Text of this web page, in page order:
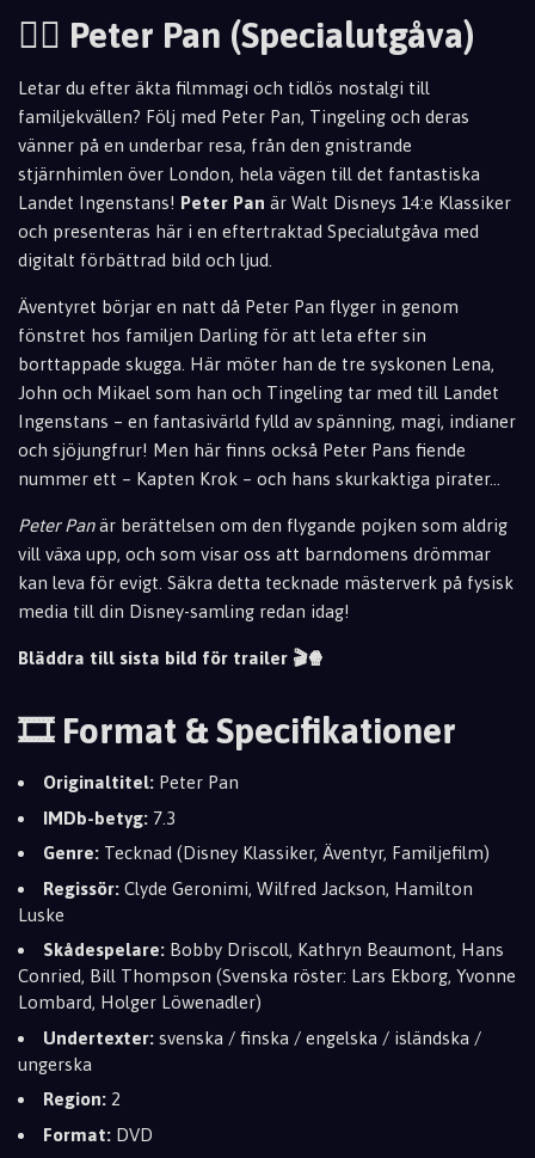
🧚‍♂️ Peter Pan (Specialutgåva)
Letar du efter äkta filmmagi och tidlös nostalgi till
familjekvällen? Följ med Peter Pan, Tingeling och deras
vänner på en underbar resa, från den gnistrande
stjärnhimlen över London, hela vägen till det fantastiska
Landet Ingenstans! Peter Pan är Walt Disneys 14:e Klassiker
och presenteras här i en eftertraktad Specialutgåva med
digitalt förbättrad bild och ljud.
Äventyret börjar en natt då Peter Pan flyger in genom
fönstret hos familjen Darling för att leta efter sin
borttappade skugga. Här möter han de tre syskonen Lena,
John och Mikael som han och Tingeling tar med till Landet
Ingenstans – en fantasivärld fylld av spänning, magi, indianer
och sjöjungfrur! Men här finns också Peter Pans fiende
nummer ett – Kapten Krok – och hans skurkaktiga pirater...
Peter Panär berättelsen om den flygande pojken som aldrig
vill växa upp, och som visar oss att barndomens drömmar
kan leva för evigt. Säkra detta tecknade mästerverk på fysisk
media till din Disney-samling redan idag!
Bläddra till sista bild för trailer 🎬🍿
🎞️ Format & Specifikationer
Originaltitel: Peter Pan
IMDb-betyg: 7.3
Genre: Tecknad (Disney Klassiker, Äventyr, Familjefilm)
Regissör: Clyde Geronimi, Wilfred Jackson, Hamilton
Luske
Skådespelare: Bobby Driscoll, Kathryn Beaumont, Hans
Conried, Bill Thompson (Svenska röster: Lars Ekborg, Yvonne
Lombard, Holger Löwenadler)
Undertexter: svenska / finska / engelska / isländska /
ungerska
Region: 2
Format: DVD